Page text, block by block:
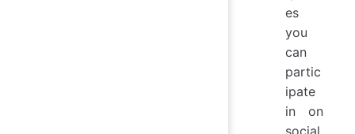
es
you
can
partic
ipate
in on